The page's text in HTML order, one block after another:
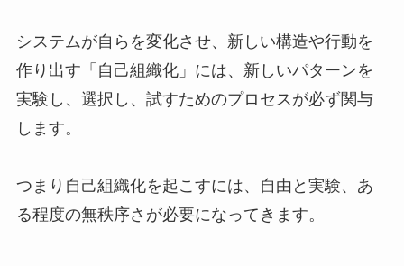
システムが自らを変化させ、新しい構造や行動を
作り出す「自己組織化」には、新しいパターンを
実験し、選択し、試すためのプロセスが必ず関与
します。
つまり自己組織化を起こすには、自由と実験、あ
る程度の無秩序さが必要になってきます。